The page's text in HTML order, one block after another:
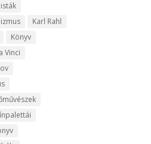
Karl Rahl
Könyv
Vinci